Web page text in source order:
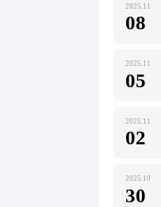
2025.11
08
2025.11
05
2025.11
02
2025.10
30